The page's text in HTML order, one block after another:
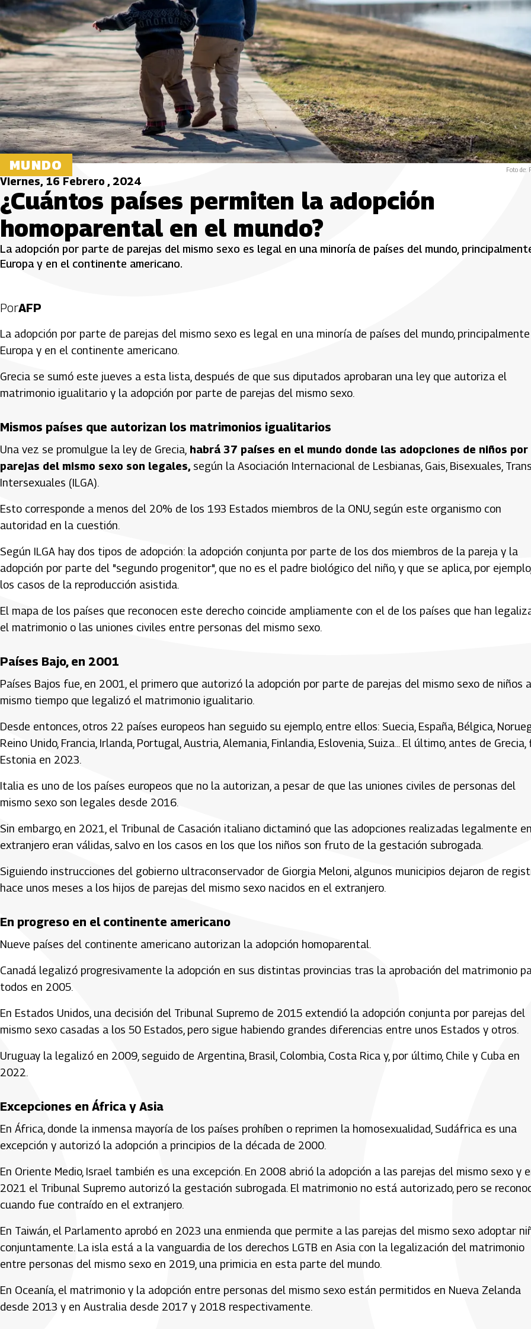
MUNDO Foto de:
Viernes, 16 Febrero , 2024
¿Cuántos países permiten la adopción
homoparental en el mundo?
La adopción por parte de parejas del mismo sexo es legal en una minoría de países del mundo,
Europa y en el continente americano.
PorAFP
La adopción por parte de parejas del mismo sexo es legal en una minoría de países del mundo,
Europa y en el continente americano.
Grecia se sumó este jueves a esta lista, después de que sus diputados aprobaran una ley que autoriza el
matrimonio igualitario y la adopción por parte de parejas del mismo sexo.
Mismos países que autorizan los matrimonios igualitarios
Una vez se promulgue la ley de Grecia, habrá 37 países en el mundo donde las adopciones de niños por
parejas del mismo sexo son legales, según la Asociación Internacional de Lesbianas, Gais, Bisexuales,
Intersexuales (ILGA).
Esto corresponde a menos del 20% de los 193 Estados miembros de la ONU, según este organismo con
autoridad en la cuestión.
Según ILGA hay dos tipos de adopción: la adopción conjunta por parte de los dos miembros de la pareja y la
adopción por parte del "segundo progenitor", que no es el padre biológico del niño, y que se aplica, por
los casos de la reproducción asistida.
El mapa de los países que reconocen este derecho coincide ampliamente con el de los países que han
el matrimonio o las uniones civiles entre personas del mismo sexo.
Países Bajo, en 2001
Países Bajos fue, en 2001, el primero que autorizó la adopción por parte de parejas del mismo sexo de niños
mismo tiempo que legalizó el matrimonio igualitario.
Desde entonces, otros 22 países europeos han seguido su ejemplo, entre ellos: Suecia, España, Bélgica,
Reino Unido, Francia, Irlanda, Portugal, Austria, Alemania, Finlandia, Eslovenia, Suiza... El último, antes de Grecia,
Estonia en 2023.
Italia es uno de los países europeos que no la autorizan, a pesar de que las uniones civiles de personas del
mismo sexo son legales desde 2016.
Sin embargo, en 2021, el Tribunal de Casación italiano dictaminó que las adopciones realizadas legalmente
extranjero eran válidas, salvo en los casos en los que los niños son fruto de la gestación subrogada.
Siguiendo instrucciones del gobierno ultraconservador de Giorgia Meloni, algunos municipios dejaron de
hace unos meses a los hijos de parejas del mismo sexo nacidos en el extranjero.
En progreso en el continente americano
Nueve países del continente americano autorizan la adopción homoparental.
Canadá legalizó progresivamente la adopción en sus distintas provincias tras la aprobación del matrimonio
todos en 2005.
En Estados Unidos, una decisión del Tribunal Supremo de 2015 extendió la adopción conjunta por parejas del
mismo sexo casadas a los 50 Estados, pero sigue habiendo grandes diferencias entre unos Estados y otros.
Uruguay la legalizó en 2009, seguido de Argentina, Brasil, Colombia, Costa Rica y, por último, Chile y Cuba en
2022.
Excepciones en África y Asia
En África, donde la inmensa mayoría de los países prohíben o reprimen la homosexualidad, Sudáfrica es una
excepción y autorizó la adopción a principios de la década de 2000.
En Oriente Medio, Israel también es una excepción. En 2008 abrió la adopción a las parejas del mismo sexo y
2021 el Tribunal Supremo autorizó la gestación subrogada. El matrimonio no está autorizado, pero se
cuando fue contraído en el extranjero.
En Taiwán, el Parlamento aprobó en 2023 una enmienda que permite a las parejas del mismo sexo adoptar
conjuntamente. La isla está a la vanguardia de los derechos LGTB en Asia con la legalización del matrimonio
entre personas del mismo sexo en 2019, una primicia en esta parte del mundo.
En Oceanía, el matrimonio y la adopción entre personas del mismo sexo están permitidos en Nueva Zelanda
desde 2013 y en Australia desde 2017 y 2018 respectivamente.